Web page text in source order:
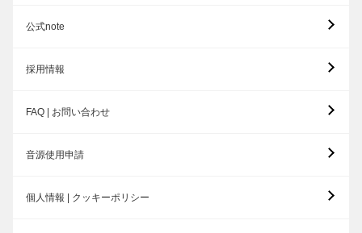
公式note
採用情報
FAQ | お問い合わせ
音源使用申請
個人情報 | クッキーポリシー